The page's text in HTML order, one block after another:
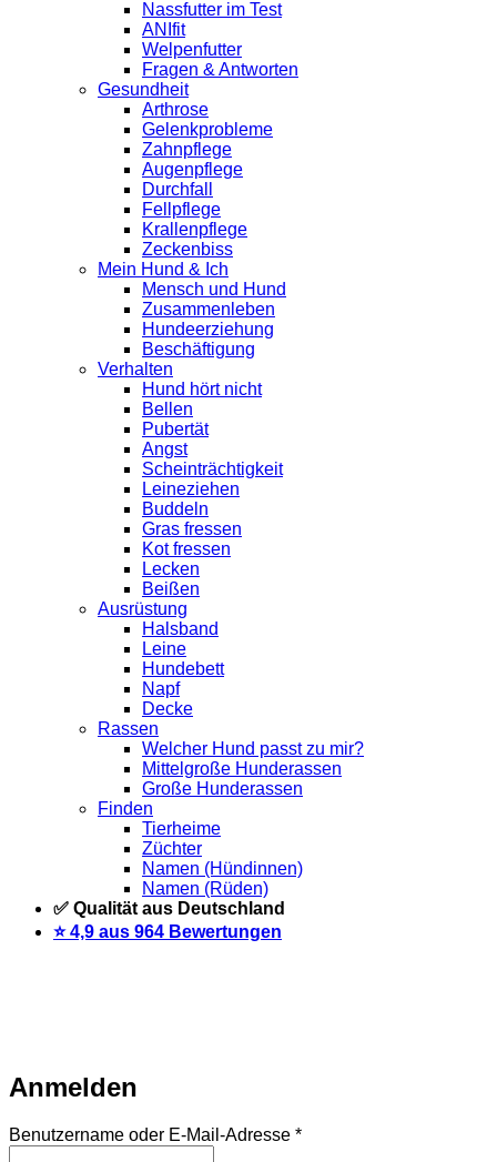
Nassfutter im Test
ANIfit
Welpenfutter
Fragen & Antworten
Gesundheit
Arthrose
Gelenkprobleme
Zahnpflege
Augenpflege
Durchfall
Fellpflege
Krallenpflege
Zeckenbiss
Mein Hund & Ich
Mensch und Hund
Zusammenleben
Hundeerziehung
Beschäftigung
Verhalten
Hund hört nicht
Bellen
Pubertät
Angst
Scheinträchtigkeit
Leineziehen
Buddeln
Gras fressen
Kot fressen
Lecken
Beißen
Ausrüstung
Halsband
Leine
Hundebett
Napf
Decke
Rassen
Welcher Hund passt zu mir?
Mittelgroße Hunderassen
Große Hunderassen
Finden
Tierheime
Züchter
Namen (Hündinnen)
Namen (Rüden)
✅ Qualität aus Deutschland
⭐️ 4,9 aus 964 Bewertungen
Anmelden
Benutzername oder E-Mail-Adresse *Erforderlich